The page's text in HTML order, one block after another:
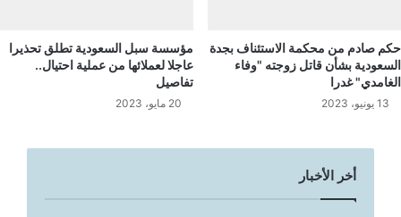
حكم صادم من محكمة الاستئناف بجدة
السعودية بشأن قاتل زوجته "وفاء
الغامدي" غدرا
13 يونيو، 2023
مؤسسة سبل السعودية تطلق تحذيرا
عاجلا لعملائها من عملية احتيال..
تفاصيل
20 مايو، 2023
أخر الأخبار